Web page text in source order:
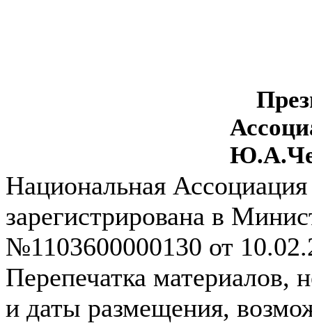
Национальная
зарегистрирована в
№1103600000130 от
Перепечатка материалов,
и даты размещения,